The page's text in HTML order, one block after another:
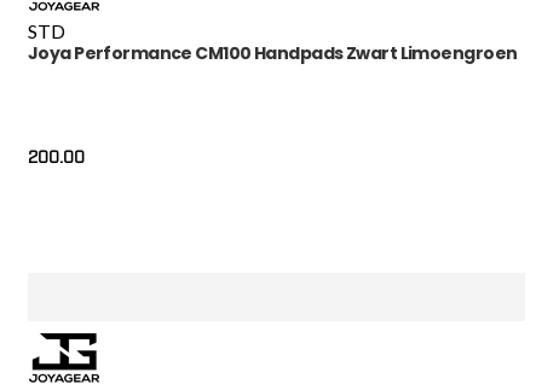
STD
Joya Performance CM100 Handpads Zwart Limoengroen
200.00